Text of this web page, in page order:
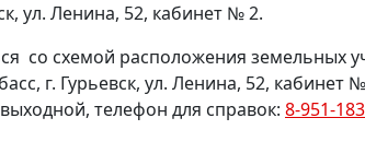
ул. Ленина, 52, кабинет № 2.
со схемой расположения земельных
г. Гурьевск, ул. Ленина, 52, кабинет
телефон для справок: 8-951-